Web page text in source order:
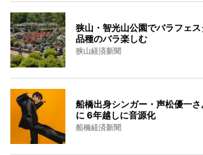
狭山・智光山公園でバラフェ
品種のバラ楽しむ
狭山経済新聞
船橋出身シンガー・声松優一
に 6年越しに音源化
船橋経済新聞